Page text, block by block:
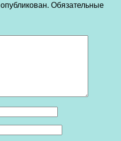
Обязательные